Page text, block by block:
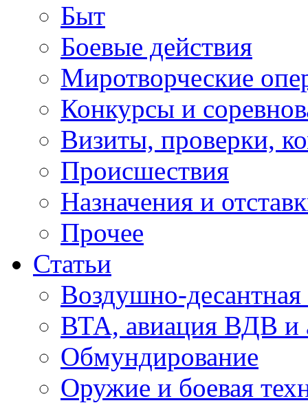
Быт
Боевые действия
Миротворческие
Конкурсы и
Визиты, проверки,
Происшествия
Назначения и
Прочее
Статьи
Воздушно-десантная
ВТА, авиация ВДВ и
Обмундирование
Оружие и боевая